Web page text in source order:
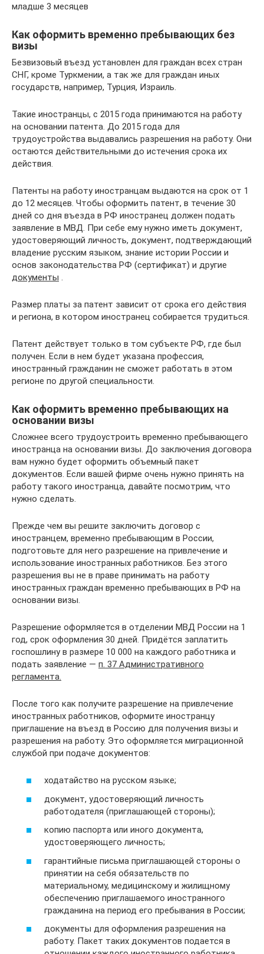
младше 3 месяцев
Как оформить временно пребывающих без
визы
Безвизовый въезд установлен для граждан всех стран
СНГ, кроме Туркмении, а так же для граждан иных
государств, например, Турция, Израиль.
Такие иностранцы, с 2015 года принимаются на работу
на основании патента. До 2015 года для
трудоустройства выдавались разрешения на работу. Они
остаются действительными до истечения срока их
действия.
Патенты на работу иностранцам выдаются на срок от 1
до 12 месяцев. Чтобы оформить патент, в течение 30
дней со дня въезда в РФ иностранец должен подать
заявление в МВД. При себе ему нужно иметь документ,
удостоверяющий личность, документ, подтверждающий
владение русским языком, знание истории России и
основ законодательства РФ (сертификат) и другие
документы .
Размер платы за патент зависит от срока его действия
и региона, в котором иностранец собирается трудиться.
Патент действует только в том субъекте РФ, где был
получен. Если в нем будет указана профессия,
иностранный гражданин не сможет работать в этом
регионе по другой специальности.
Как оформить временно пребывающих на
основании визы
Сложнее всего трудоустроить временно пребывающего
иностранца на основании визы. До заключения договора
вам нужно будет оформить объемный пакет
документов. Если вашей фирме очень нужно принять на
работу такого иностранца, давайте посмотрим, что
нужно сделать.
Прежде чем вы решите заключить договор с
иностранцем, временно пребывающим в России,
подготовьте для него разрешение на привлечение и
использование иностранных работников. Без этого
разрешения вы не в праве принимать на работу
иностранных граждан временно пребывающих в РФ на
основании визы.
Разрешение оформляется в отделении МВД России на 1
год, срок оформления 30 дней. Придётся заплатить
госпошлину в размере 10 000 на каждого работника и
подать заявление — п. 37 Административного
регламента.
После того как получите разрешение на привлечение
иностранных работников, оформите иностранцу
приглашение на въезд в Россию для получения визы и
разрешения на работу. Это оформляется миграционной
службой при подаче документов:
ходатайство на русском языке;
документ, удостоверяющий личность
работодателя (приглашающей стороны);
копию паспорта или иного документа,
удостоверяющего личность;
гарантийные письма приглашающей стороны о
принятии на себя обязательств по
материальному, медицинскому и жилищному
обеспечению приглашаемого иностранного
гражданина на период его пребывания в России;
документы для оформления разрешения на
работу. Пакет таких документов подается в